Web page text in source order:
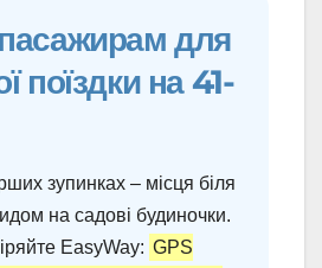
для
поїздки на 41-
зупинках – місця біля
на садові будиночки.
EasyWay: GPS